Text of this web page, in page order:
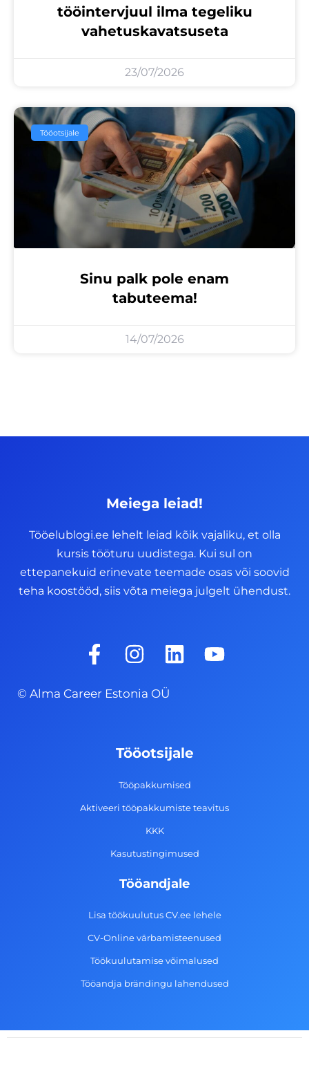
tööintervjuul ilma tegeliku
vahetuskavatsuseta
23/07/2026
Tööotsijale
Sinu palk pole enam
tabuteema!
14/07/2026
Meiega leiad!
Tööelublogi.ee lehelt leiad kõik vajaliku, et olla
kursis tööturu uudistega. Kui sul on
ettepanekuid erinevate teemade osas või soovid
teha koostööd, siis võta meiega julgelt ühendust.
F
a
e
-
I
n
s
t
g
r
a
m
L
i
d
i
n
Y
o
© Alma Career Estonia OÜ
Tööotsijale
Tööpakkumised
Aktiveeri tööpakkumiste teavitus
KKK
Kasutustingimused
Tööandjale
Lisa töökuulutus CV.ee lehele
CV-Online värbamisteenused
Töökuulutamise võimalused
Tööandja brändingu lahendused